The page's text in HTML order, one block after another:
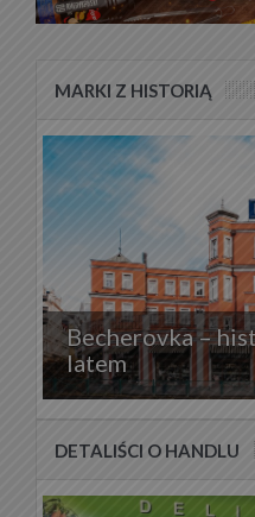
MARKI Z HISTORIĄ
Becherovka –
latem
DETALIŚCI O HANDLU